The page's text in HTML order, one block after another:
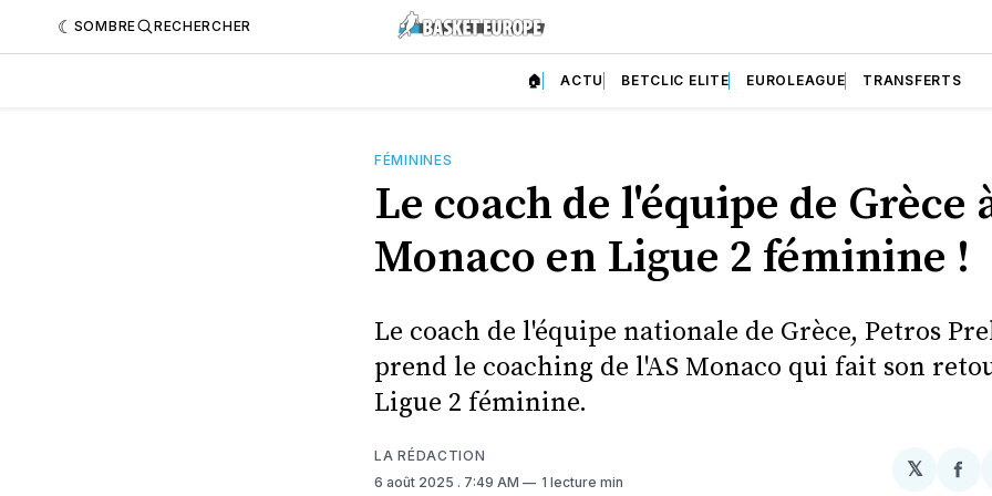
SOMBRE RECHERCHER
🏠 ACTU BETCLIC ELITE EUROLEAGUE TRANSFERTS
FÉMININES
Le coach de l'équipe de Grèce
Monaco en Ligue 2 féminine !
Le coach de l'équipe nationale de Grèce, Petros
prend le coaching de l'AS Monaco qui fait son
Ligue 2 féminine.
LA RÉDACTION
6 août 2025 . 7:49 AM 1 lecture min
𝕏